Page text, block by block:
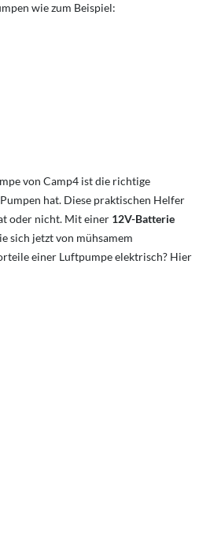
wie zum Beispiel:
von Camp4 ist die richtige
hat. Diese praktischen Helfer
oder nicht. Mit einer 12V-Batterie
sich jetzt von mühsamem
einer Luftpumpe elektrisch? Hier